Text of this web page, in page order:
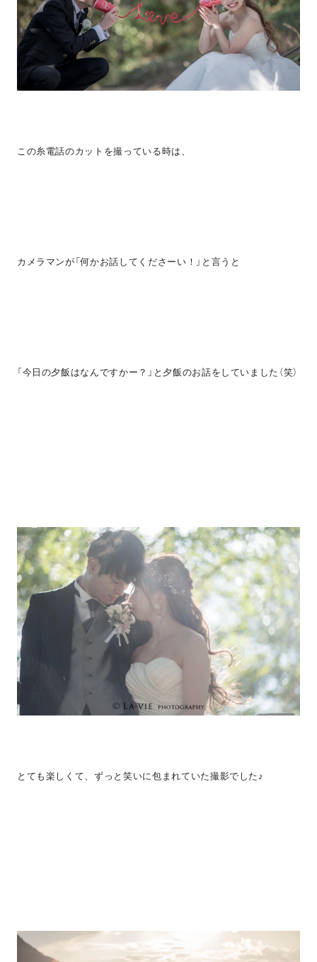
この糸電話のカットを撮っている時は、
カメラマンが「何かお話してくださーい！」と言うと
「今日の夕飯はなんですかー？」と夕飯のお話をしていました（笑）
とても楽しくて、ずっと笑いに包まれていた撮影でした♪